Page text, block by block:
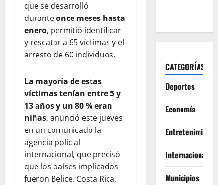
que se desarrolló
duranteonce meses hasta
enero, permitió identificar
y rescatar a 65 víctimas y el
arresto de 60 individuos.
La mayoría de estas
víctimas tenían entre 5 y
13 años y un 80 % eran
niñas, anunció este jueves
en un comunicado la
agencia policial
internacional, que precisó
que los países implicados
fueron Belice, Costa Rica,
CATEGORÍAS
Deportes
Economía
Entretenimiento
Internacionales
Municipios